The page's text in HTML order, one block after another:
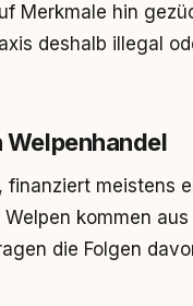
Merkmale hin
deshalb illegal
meistens
kommen
die Folgen